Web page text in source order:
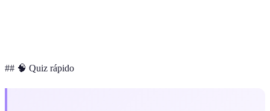
## 🧠 Quiz rápido